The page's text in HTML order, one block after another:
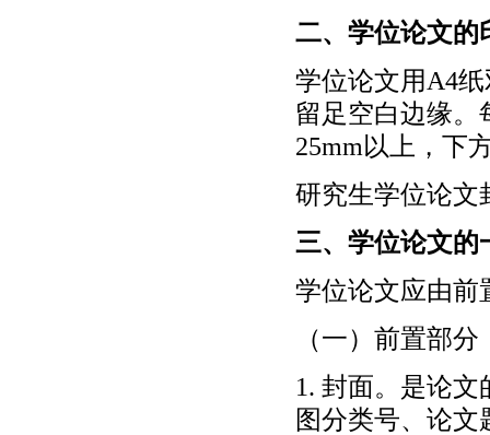
二、学位论文的
学位论文用A4
留足空白边缘
25mm以上，下
研究生学位论文
三、学位论文的
学位论文应由前
（一）前置部分
1. 封面。是论
图分类号、论